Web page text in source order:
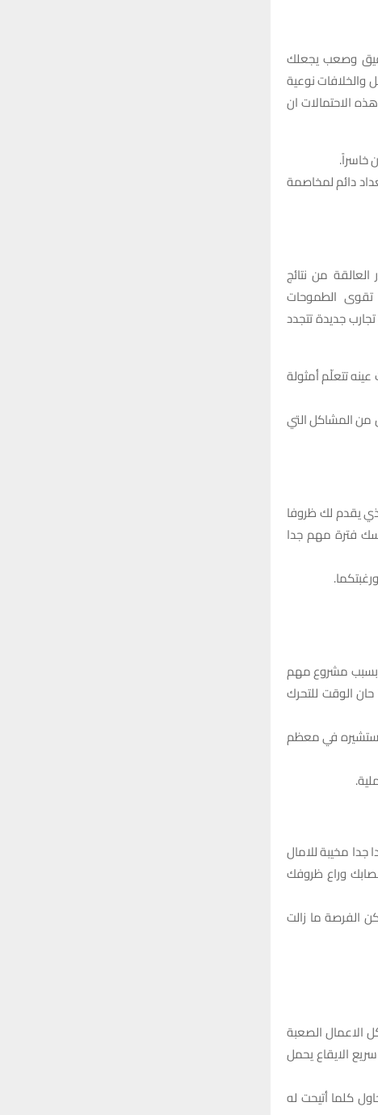
وصعب يجعلك
والخلافات نوعية
الاحتمالات ان
دائم لمخاصمة
من نتائج
تقوى الطموحات
جديدة تتجدد
تتعلّم أمثولة
من المشاكل التي
يقدم لك ظروفا
فترة مهم جدا
بسبب مشروع مهم
الوقت للتحرك
تستشيره في معظم
مخيبة للامال
وراع ظروفك
الفرصة ما زالت
الاعمال الصعبة
الايقاع يحمل
كلما أتيحت له